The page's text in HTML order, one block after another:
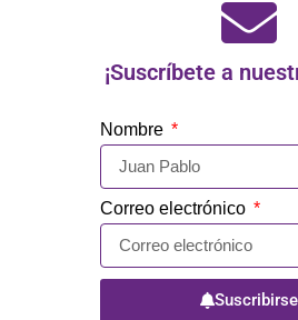
¡Suscríbete a
Nombre
Correo electrónico
Suscribirse